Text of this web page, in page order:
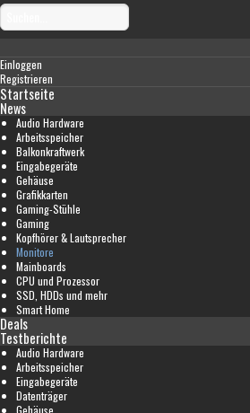
Einloggen
Registrieren
Startseite
News
Audio Hardware
Arbeitsspeicher
Balkonkraftwerk
Eingabegeräte
Gehäuse
Grafikkarten
Gaming-Stühle
Gaming
Kopfhörer & Lautsprecher
Monitore
Mainboards
CPU und Prozessor
SSD, HDDs und mehr
Smart Home
Deals
Testberichte
Audio Hardware
Arbeitsspeicher
Eingabegeräte
Datenträger
Gehäuse